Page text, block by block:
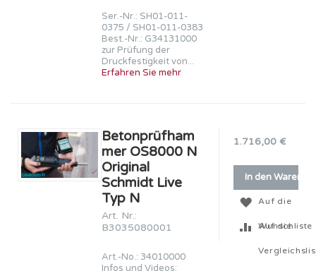
Ser.-Nr.: SH01-011-
0375 / SH01-011-0383
Best.-Nr.: G34131000
zur Prüfung der
Druckfestigkeit von...
Erfahren Sie mehr
Betonprüfham
mer OS8000 N
Original
Schmidt Live
Typ N
Art. Nr.:
B3035080001
Art.-No.: 34010000
Infos und Videos:
1.716,00 €
In den
Auf die
Wunschliste
Auf die